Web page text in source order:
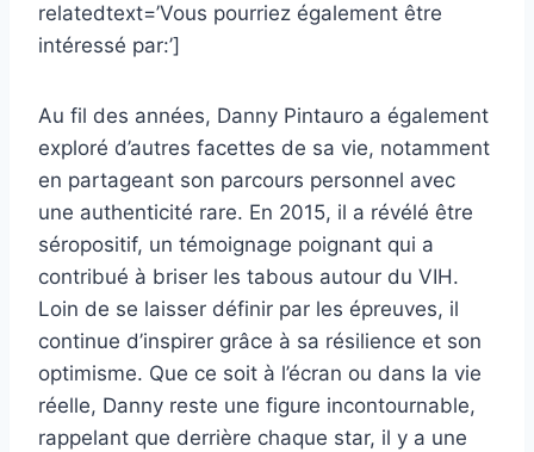
relatedtext=’Vous pourriez également être
intéressé par:’]
Au fil des années, Danny Pintauro a également
exploré d’autres facettes de sa vie, notamment
en partageant son parcours personnel avec
une authenticité rare. En 2015, il a révélé être
séropositif, un témoignage poignant qui a
contribué à briser les tabous autour du VIH.
Loin de se laisser définir par les épreuves, il
continue d’inspirer grâce à sa résilience et son
optimisme. Que ce soit à l’écran ou dans la vie
réelle, Danny reste une figure incontournable,
rappelant que derrière chaque star, il y a une